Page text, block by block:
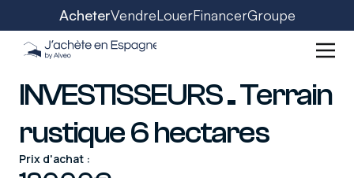
AcheterVendreLouerFinancerGroupe
INVESTISSEURS .. Terrain
rustique 6 hectares
Prix d'achat :